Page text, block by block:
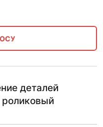
деталей